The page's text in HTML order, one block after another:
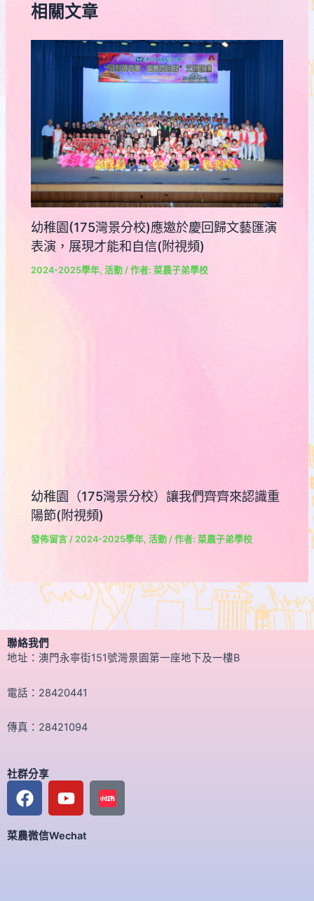
相關文章
幼稚園(175灣景分校)應邀於慶回歸文藝匯演
表演，展現才能和自信(附視頻)
2024-2025學年,活動 / 作者:菜農子弟學校
幼稚園（175灣景分校）讓我們齊齊來認識重
陽節(附視頻)
發佈留言 /2024-2025學年,活動 / 作者:菜農子弟學校
聯絡我們
地址：澳門永寧街151號灣景園第一座地下及一樓B
電話：28420441
傳真：28421094
社群分享
F
a
e
Y
o
t
菜農微信Wechat